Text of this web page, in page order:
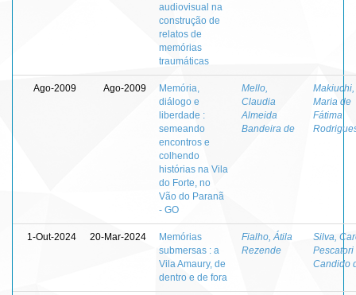
audiovisual na
construção de
relatos de
memórias
traumáticas
Ago-2009 Ago-2009
Memória,
diálogo e
liberdade :
semeando
encontros e
colhendo
histórias na Vila
do Forte, no
Vão do Paranã
- GO
Mello,
Claudia
Almeida
Bandeira de
Makiuchi,
Maria de
Fátima
1-Out-2024 20-Mar-2024
Memórias
submersas : a
Vila Amaury, de
dentro e de fora
Fialho, Átila
Rezende
Silva,
Pescatori
Candido